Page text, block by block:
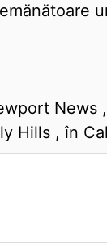
News
Hills , în